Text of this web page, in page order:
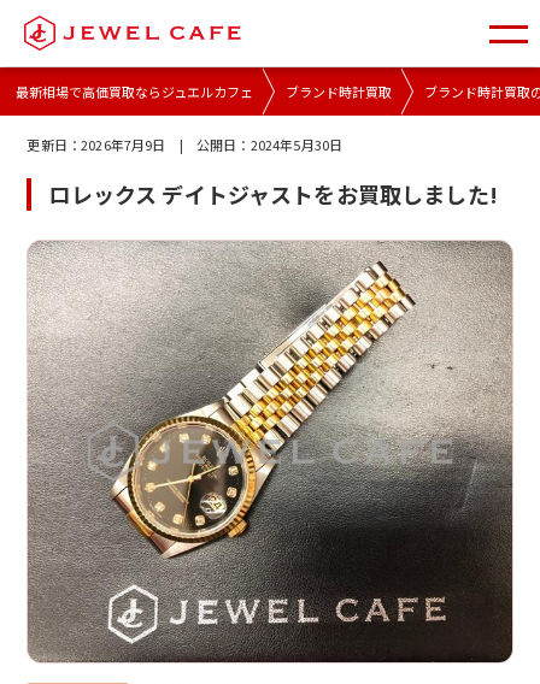
最新相場で高価買取ならジュエルカフェ ブランド時計買取 ブランド時計買取
更新日：2026年7月9日 | 公開日： 2024年5月30日
ロレックス デイトジャストをお買取しました!